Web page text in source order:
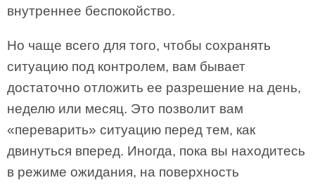
внутреннее беспокойство.
Но чаще всего для того, чтобы сохранять
ситуацию под контролем, вам бывает
достаточно отложить ее разрешение на день,
неделю или месяц. Это позволит вам
«переварить» ситуацию перед тем, как
двинуться вперед. Иногда, пока вы находитесь
в режиме ожидания, на поверхность